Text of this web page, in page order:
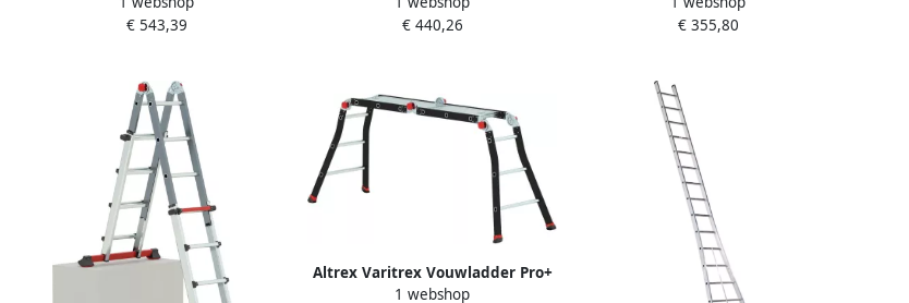
€ 543,39
€ 440,26
€ 355,80
Altrex Varitrex Vouwladder Pro+
| Met platform 503547
1 webshop